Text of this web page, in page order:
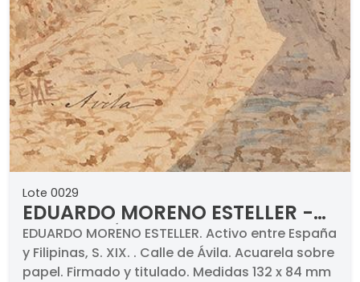
Lote 0029
EDUARDO MORENO ESTELLER -
Calle de Ávila
EDUARDO MORENO ESTELLER. Activo entre España
y Filipinas, S. XIX. . Calle de Ávila. Acuarela sobre
papel. Firmado y titulado. Medidas 132 x 84 mm